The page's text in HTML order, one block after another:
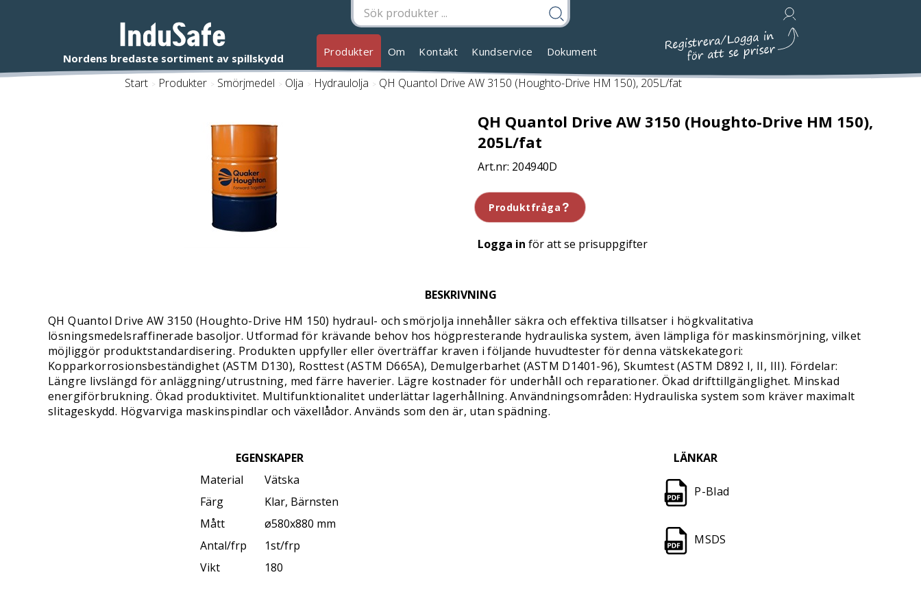
Produkter Om Kontakt Kundservice Dokument
Start / Produkter / Smörjmedel / Olja / Hydraulolja / QH Quantol Drive AW 3150 (Houghto-Drive HM 150), 205L/fat
QH Quantol Drive AW 3150 (Houghto-Drive HM 150),
205L/fat
204940D
Produktfråga
Logga in för att se prisuppgifter
BESKRIVNING
QH Quantol Drive AW 3150 (Houghto-Drive HM 150) hydraul- och smörjolja innehåller säkra och effektiva tillsatser i högkvalitativa
lösningsmedelsraffinerade basoljor. Utformad för krävande behov hos högpresterande hydrauliska system, även lämpliga för maskinsmörjning, vilket
möjliggör produktstandardisering. Produkten uppfyller eller överträffar kraven i följande huvudtester för denna vätskekategori:
Kopparkorrosionsbeständighet (ASTM D130), Rosttest (ASTM D665A), Demulgerbarhet (ASTM D1401-96), Skumtest (ASTM D892 I, II, III). Fördelar:
Längre livslängd för anläggning/utrustning, med färre haverier. Lägre kostnader för underhåll och reparationer. Ökad drifttillgänglighet. Minskad
energiförbrukning. Ökad produktivitet. Multifunktionalitet underlättar lagerhållning. Användningsområden: Hydrauliska system som kräver maximalt
slitageskydd. Högvarviga maskinspindlar och växellådor. Används som den är, utan spädning.
EGENSKAPER
Material
Vätska
Färg
Klar, Bärnsten
Mått
ø580x880 mm
Antal/frp
1st/frp
Vikt
180
LÄNKAR
P-Blad
MSDS